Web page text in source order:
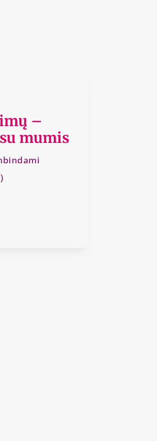
–
mumis